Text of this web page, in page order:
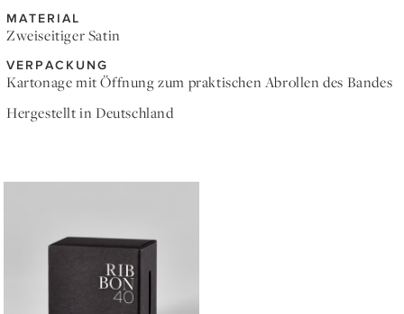
MATERIAL
Zweiseitiger Satin
VERPACKUNG
Kartonage mit Öffnung zum praktischen Abrollen des Bandes
Hergestellt in Deutschland